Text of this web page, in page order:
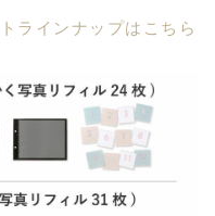
ラインナップはこちら